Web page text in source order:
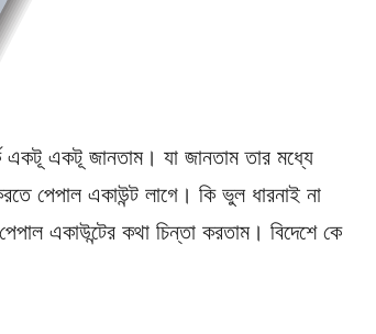
একটূ জানতাম। যা জানতাম তার মধ্যে
পেপাল একাউন্ট লাগে। কি ভুল ধারনাই না
একাউন্টের কথা চিন্তা করতাম। বিদেশে কে